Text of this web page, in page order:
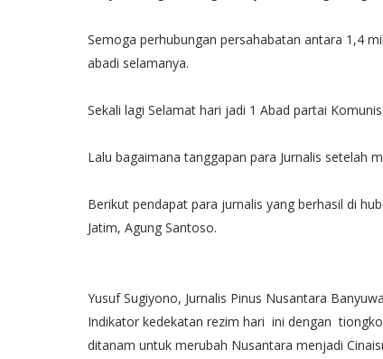
Semoga perhubungan persahabatan antara 1,4
abadi selamanya.
Sekali lagi Selamat hari jadi 1 Abad partai
Lalu bagaimana tanggapan para Jurnalis setelah
Berikut pendapat para jurnalis yang berhasil di
Jatim, Agung Santoso.
Yusuf Sugiyono, Jurnalis Pinus Nusantara
Indikator kedekatan rezim hari ini dengan
ditanam untuk merubah Nusantara menjadi